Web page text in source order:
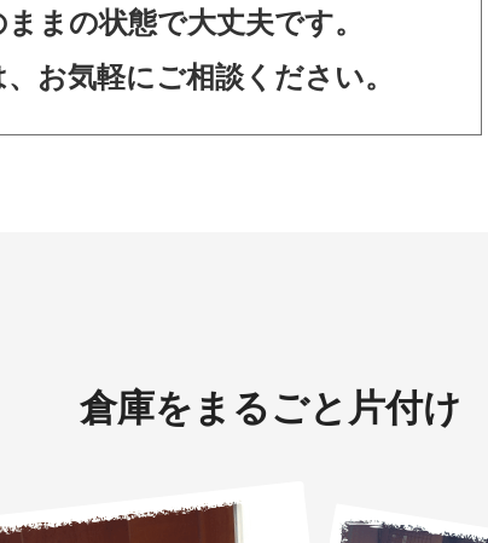
まの状態で大丈夫です。
お気軽にご相談ください。
倉庫をまるごと片付け